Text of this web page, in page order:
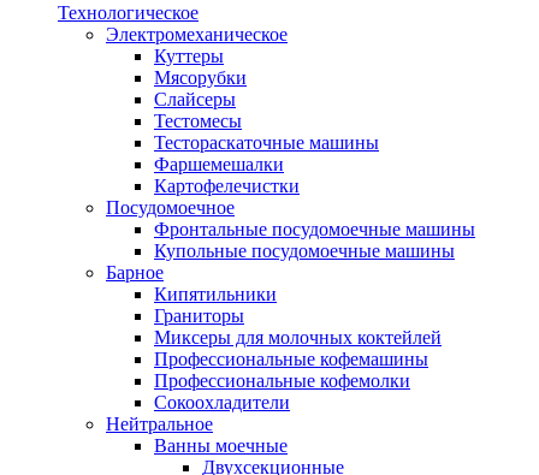
Технологическое
Электромеханическое
Куттеры
Мясорубки
Слайсеры
Тестомесы
Тестораскаточные машины
Фаршемешалки
Картофелечистки
Посудомоечное
Фронтальные посудомоечные машины
Купольные посудомоечные машины
Барное
Кипятильники
Граниторы
Миксеры для молочных коктейлей
Профессиональные кофемашины
Профессиональные кофемолки
Сокоохладители
Нейтральное
Ванны моечные
Двухсекционные